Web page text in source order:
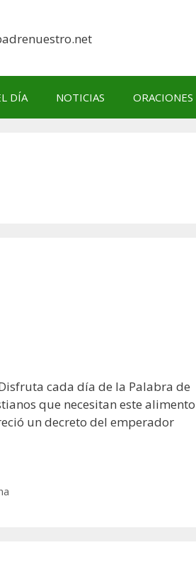
DÍA NOTICIAS ORACIONES
cada día de la Palabra de
que necesitan este alimento
un decreto del emperador